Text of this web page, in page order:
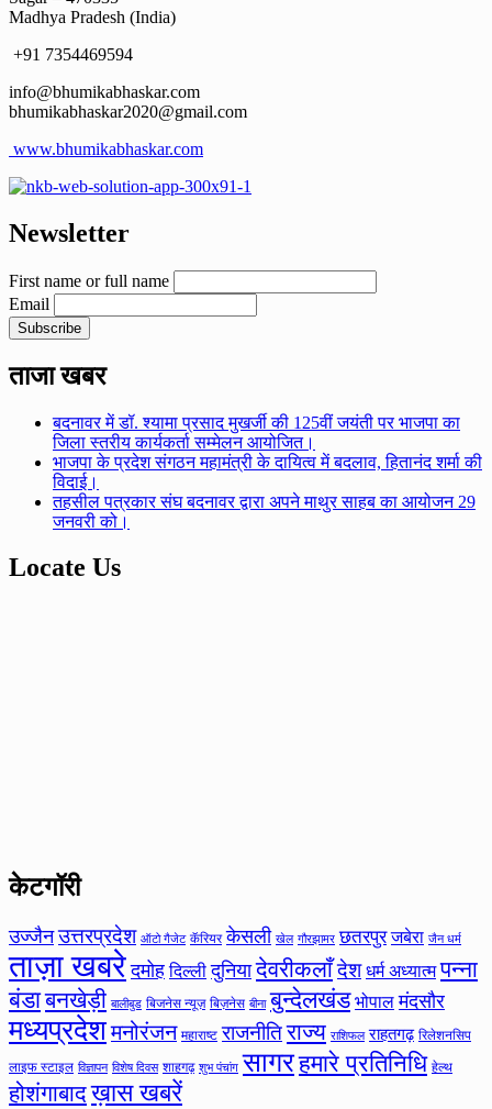
Madhya Pradesh (India)
+91 7354469594
info@bhumikabhaskar.com
bhumikabhaskar2020@gmail.com
www.bhumikabhaskar.com
Newsletter
First name or full name
Email
ताजा खबर
बदनावर में डॉ. श्यामा प्रसाद मुखर्जी की 125वीं जयंती पर भाजपा का
जिला स्तरीय कार्यकर्ता सम्मेलन आयोजित।
भाजपा के प्रदेश संगठन महामंत्री के दायित्व में बदलाव, हितानंद शर्मा की
विदाई।
तहसील पत्रकार संघ बदनावर द्वारा अपने माथुर साहब का आयोजन 29
जनवरी को।
Locate Us
केटगॉरी
उज्जैन उत्तरप्रदेश ऑटो गैजेट कॅरियर केसली खेल गौरझामर छतरपुर जबेरा जैन धर्म
ताज़ा खबरे दमोह दिल्ली दुनिया देवरीकलाँदेश धर्म अध्यात्म पन्ना
बंडाबनखेड़ी बालीबुड बिजनेस न्यूज़ बिज़नेस बीना बुन्देलखंड भोपाल मंदसौर
मध्यप्रदेशमनोरंजन महाराष्ट राजनीतिराज्य राशिफल राहतगढ़ रिलेशनसिप
लाइफ स्टाइल विज्ञापन विशेष दिवस शाहगढ़ शुभ पंचांग सागरहमारे प्रतिनिधि हेल्थ
होशंगाबादख़ास खबरें